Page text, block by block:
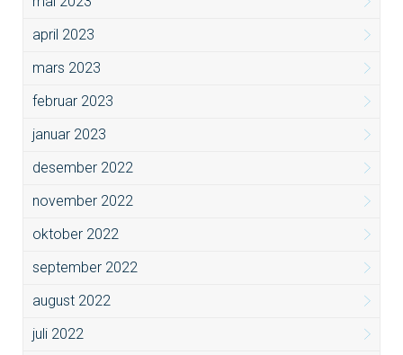
april 2023
mars 2023
februar 2023
januar 2023
desember 2022
november 2022
oktober 2022
september 2022
august 2022
juli 2022